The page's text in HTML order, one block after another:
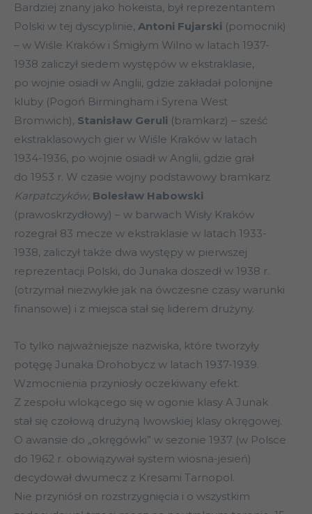
Bardziej znany jako hokeista, był reprezentantem
Polski w tej dyscyplinie, Antoni Fujarski (pomocnik)
– w Wiśle Kraków i Śmigłym Wilno w latach 1937-
1938 zaliczył siedem występów w ekstraklasie,
po wojnie osiadł w Anglii, gdzie zakładał polonijne
kluby (Pogoń Birmingham i Syrena West
Bromwich), Stanisław Geruli (bramkarz) – sześć
ekstraklasowych gier w Wiśle Kraków w latach
1934-1936, po wojnie osiadł w Anglii, gdzie grał
do 1953 r. W czasie wojny podstawowy bramkarz
Karpatczyków, Bolesław Habowski
(prawoskrzydłowy) – w barwach Wisły Kraków
rozegrał 83 mecze w ekstraklasie w latach 1933-
1938, zaliczył także dwa występy w pierwszej
reprezentacji Polski, do Junaka doszedł w 1938 r.
(otrzymał niezwykłe jak na ówczesne czasy warunki
finansowe) i z miejsca stał się liderem drużyny.
To tylko najważniejsze nazwiska, które tworzyły
potęgę Junaka Drohobycz w latach 1937-1939.
Wzmocnienia przyniosły oczekiwany efekt.
Z zespołu wlokącego się w ogonie klasy A Junak
stał się czołową drużyną lwowskiej klasy okręgowej.
O awansie do „okręgówki” w sezonie 1937 (w Polsce
do 1962 r. obowiązywał system wiosna-jesień)
decydował dwumecz z Kresami Tarnopol.
Nie przyniósł on rozstrzygnięcia i o wszystkim